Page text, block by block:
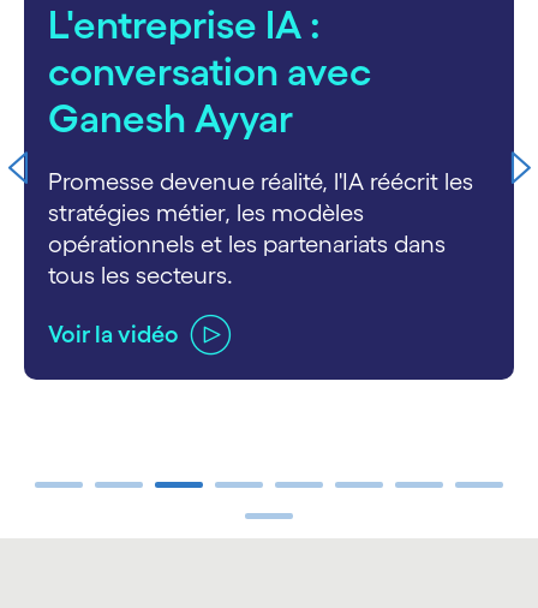
L'entreprise IA :
conversation avec
Ganesh Ayyar
Promesse devenue réalité, l'IA réécrit les
stratégies métier, les modèles
opérationnels et les partenariats dans
tous les secteurs.
Voir la vidéo